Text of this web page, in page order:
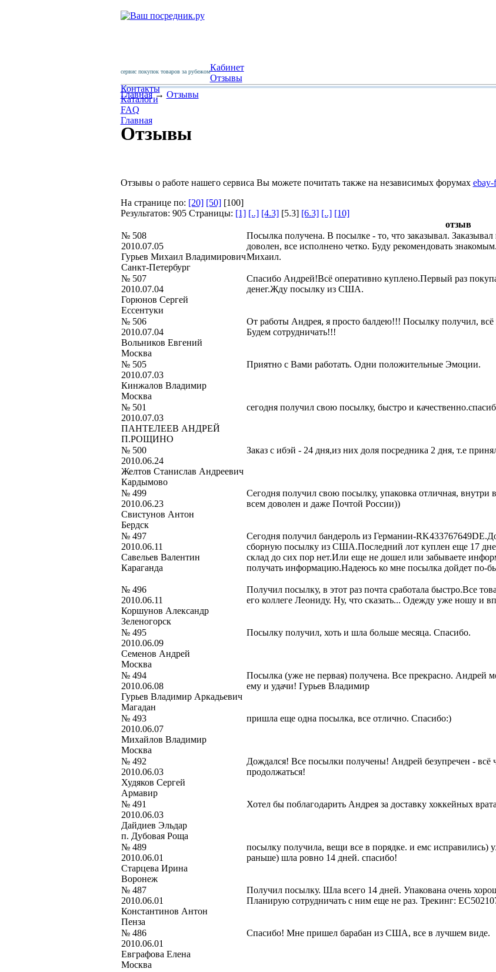
сервис покупок товаров за рубежомКабинет
Отзывы
Контакты
Каталоги
FAQ
Главная
Главная→ Отзывы
Отзывы
Отзывы о работе нашего сервиса Вы можете почитать также на независимых форумах
На странице по: [20] [50][100]
Результатов: 905 Страницы: [1] [..] [4.3][5.3] [6.3] [..] [10]
отзыв
№ 508
2010.07.05
Гурьев Михаил Владимирович
Санкт-Петербург
Посылка получена. В посылке - то, что заказывал.
доволен, все исполнено четко. Буду рекомендовать
Михаил.
№ 507
2010.07.04
Горюнов Сергей
Ессентуки
Спасибо Андрей!Всё оперативно куплено.Первый раз
денег.Жду посылку из США.
№ 506
2010.07.04
Вольников Евгений
Москва
От работы Андрея, я просто балдею!!! Посылку получил,
Будем сотрудничать!!!
№ 505
2010.07.03
Кинжалов Владимир
Москва
Приятно с Вами работать. Одни положительные Эмоции.
№ 501
2010.07.03
ПАНТЕЛЕЕВ АНДРЕЙ
П.РОЩИНО
сегодня получил свою посылку, быстро и
№ 500
2010.06.24
Желтов Станислав Андреевич
Кардымово
Заказ с ибэй - 24 дня,из них доля посредника 2 дня, т.е
№ 499
2010.06.23
Свистунов Антон
Бердск
Сегодня получил свою посылку, упаковка отличная, внутри
всем доволен и даже Почтой России))
№ 497
2010.06.11
Савельев Валентин
Караганда
Сегодня получил бандероль из Германии-
сборную посылку из США.Последний лот куплен еще 17
склад до сих пор нет.Или еще не дошел или забываете
получать информацию.Надеюсь ко мне посылка дойдет по-
№ 496
2010.06.11
Коршунов Александр
Зеленогорск
Получил посылку, в этот раз почта сработала быстро.Все
его коллеге Леониду. Ну, что сказать... Одежду уже ношу и
№ 495
2010.06.09
Семенов Андрей
Москва
Посылку получил, хоть и шла больше месяца. Спасибо.
№ 494
2010.06.08
Гурьев Владимир Аркадьевич
Магадан
Посылка (уже не первая) получена. Все прекрасно. Андрей
ему и удачи! Гурьев Владимир
№ 493
2010.06.07
Михайлов Владимир
Москва
пришла еще одна посылка, все отлично. Спасибо:)
№ 492
2010.06.03
Худяков Сергей
Армавир
Дождался! Все посылки получены! Андрей безупречен - всё
продолжаться!
№ 491
2010.06.03
Дайдиев Эльдар
п. Дубовая Роща
Хотел бы поблагодарить Андрея за доставку хоккейных
№ 489
2010.06.01
Старцева Ирина
Воронеж
посылку получила, вещи все в порядке. и емс исправились)
раньше) шла ровно 14 дней. спасибо!
№ 487
2010.06.01
Константинов Антон
Пенза
Получил посылку. Шла всего 14 дней. Упакована очень
Планирую сотрудничать с ним еще не раз. Трекинг:
№ 486
2010.06.01
Евграфова Елена
Москва
Спасибо! Мне пришел барабан из США, все в лучшем виде.